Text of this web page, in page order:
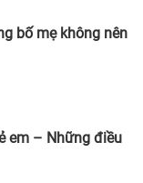
bố mẹ không nên
em – Những điều